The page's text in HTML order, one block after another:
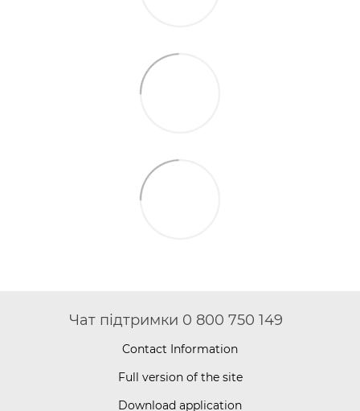
Чат підтримки 0 800 750 149
Contact Information
Full version of the site
Download application